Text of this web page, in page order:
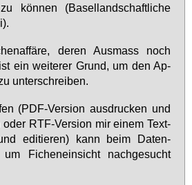
kön­nen (Ba­sel­land­schaft­li­che
de­ren Aus­mass noch
ein wei­te­rer Grund, um den Ap­
un­ter­schrei­ben.
(PDF-Ver­si­on aus­dru­cken und
RTF-Ver­si­on mir ei­nem Text­
edi­tie­ren) kann beim Da­ten­
um Fi­chen­ein­sicht nach­ge­sucht